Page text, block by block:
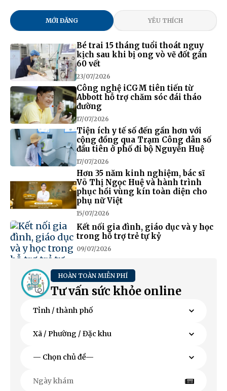
MỚI ĐĂNG YÊU THÍCH
Bé trai 15 tháng tuổi thoát nguy
kịch sau khi bị ong vò vẽ đốt gần
60 vết
23/07/2026
Công nghệ iCGM tiên tiến từ
Abbott hỗ trợ chăm sóc đái tháo
đường
17/07/2026
Tiện ích y tế số đến gần hơn với
cộng đồng qua Trạm Công dân số
đầu tiên ở phố đi bộ Nguyễn Huệ
17/07/2026
Hơn 35 năm kinh nghiệm, bác sĩ
Võ Thị Ngọc Huệ và hành trình
phục hồi vùng kín toàn diện cho
phụ nữ Việt
15/07/2026
Kết nối gia đình, giáo dục và y học
trong hỗ trợ trẻ tự kỷ
09/07/2026
HOÀN TOÀN MIỄN PHÍ
Tư vấn sức khỏe online